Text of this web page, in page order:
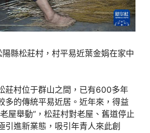
縣松莊村，村平易近葉金娟在家中
莊村位于群山之間，已有600多年
多的傳統平易近居。近年來，得益
屋舉動”，松莊村對老屋、舊道停止
引進新業態，吸引年青人來此創